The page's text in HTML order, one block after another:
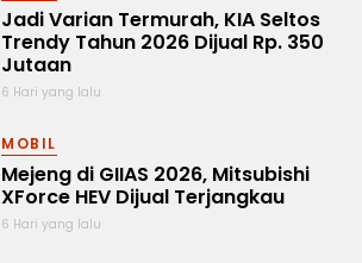
Jadi Varian Termurah, KIA Seltos
Trendy Tahun 2026 Dijual Rp. 350
Jutaan
6 Hari yang lalu
MOBIL
Mejeng di GIIAS 2026, Mitsubishi
XForce HEV Dijual Terjangkau
6 Hari yang lalu